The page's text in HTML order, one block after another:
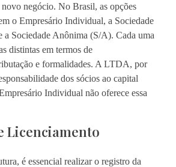
negócio. No Brasil, as opções
o Empresário Individual, a Sociedade
Sociedade Anônima (S/A). Cada uma
distintas em termos de
e formalidades. A LTDA, por
dos sócios ao capital
Individual não oferece essa
Licenciamento
é essencial realizar o registro da